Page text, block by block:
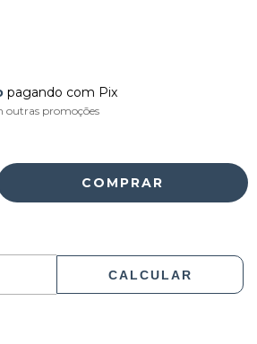
pagando com Pix
outras promoções
CALCULAR